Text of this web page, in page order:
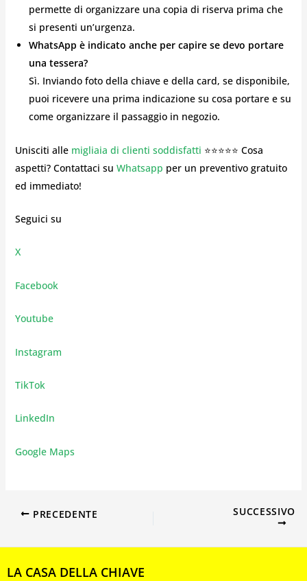
permette di organizzare una copia di riserva prima che
si presenti un’urgenza.
WhatsApp è indicato anche per capire se devo portare
una tessera?
Sì. Inviando foto della chiave e della card, se disponibile,
puoi ricevere una prima indicazione su cosa portare e su
come organizzare il passaggio in negozio.
Unisciti alle migliaia di clienti soddisfatti ⭐⭐⭐⭐⭐ Cosa
aspetti? Contattaci su Whatsapp per un preventivo gratuito
ed immediato!
Seguici su
X
Facebook
Youtube
Instagram
TikTok
LinkedIn
Google Maps
PRECEDENTE SUCCESSIVO
LA CASA DELLA CHIAVE